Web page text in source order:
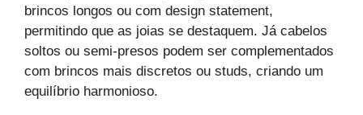
brincos longos ou com design statement,
permitindo que as joias se destaquem. Já cabelos
soltos ou semi-presos podem ser complementados
com brincos mais discretos ou studs, criando um
equilíbrio harmonioso.